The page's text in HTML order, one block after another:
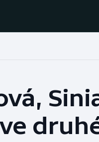
Baseball a softbal
Basketbal